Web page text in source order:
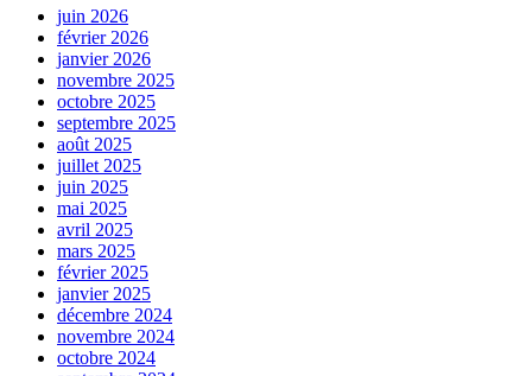
juin 2026
février 2026
janvier 2026
novembre 2025
octobre 2025
septembre 2025
août 2025
juillet 2025
juin 2025
mai 2025
avril 2025
mars 2025
février 2025
janvier 2025
décembre 2024
novembre 2024
octobre 2024